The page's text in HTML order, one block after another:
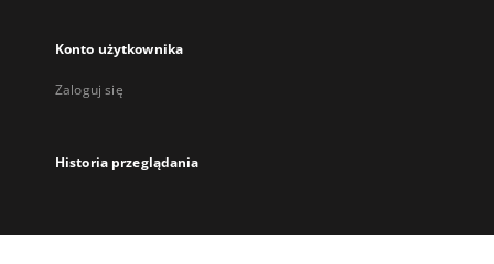
Konto użytkownika
Zaloguj się
Historia przeglądania